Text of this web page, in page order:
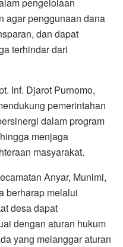
pengelolaan
agar penggunaan dana
dan dapat
terhindar dari
Inf. Djarot Purnomo,
pemerintahan
dalam program
menjaga
masyarakat.
Anyar, Munimi,
berharap melalui
desa dapat
dengan aturan hukum
yang melanggar aturan